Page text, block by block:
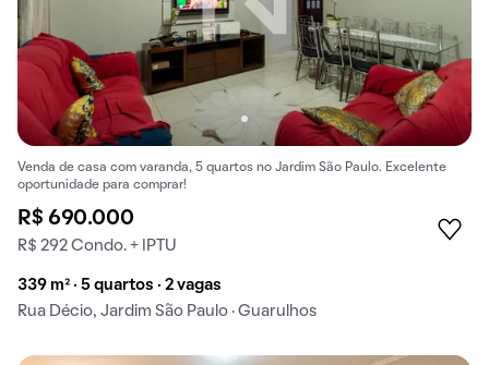
Venda de casa com varanda, 5 quartos no Jardim São Paulo. Excelente
oportunidade para comprar!
R$ 690.000
R$ 292 Condo. + IPTU
339 m² · 5 quartos · 2 vagas
Rua Décio, Jardim São Paulo · Guarulhos